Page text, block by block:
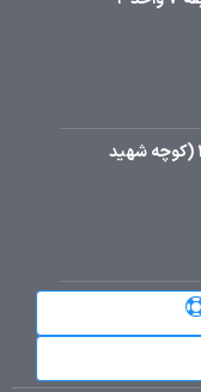
البرز، نظرآباد، الغدیر جنوبی، کوچه غدیر 4 (کوچه شهید